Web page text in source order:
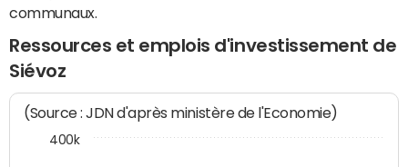
communaux.
Ressources et emplois d'investissement de
Siévoz
(Source : JDN d'après ministère de l'Economie)
400k